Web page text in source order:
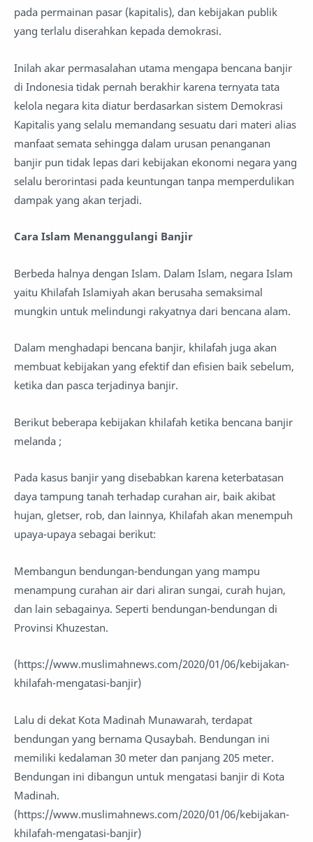
pada permainan pasar (kapitalis), dan kebijakan publik
yang terlalu diserahkan kepada demokrasi.
Inilah akar permasalahan utama mengapa bencana banjir
di Indonesia tidak pernah berakhir karena ternyata tata
kelola negara kita diatur berdasarkan sistem Demokrasi
Kapitalis yang selalu memandang sesuatu dari materi alias
manfaat semata sehingga dalam urusan penanganan
banjir pun tidak lepas dari kebijakan ekonomi negara yang
selalu berorintasi pada keuntungan tanpa memperdulikan
dampak yang akan terjadi.
Cara Islam Menanggulangi Banjir
Berbeda halnya dengan Islam. Dalam Islam, negara Islam
yaitu Khilafah Islamiyah akan berusaha semaksimal
mungkin untuk melindungi rakyatnya dari bencana alam.
Dalam menghadapi bencana banjir, khilafah juga akan
membuat kebijakan yang efektif dan efisien baik sebelum,
ketika dan pasca terjadinya banjir.
Berikut beberapa kebijakan khilafah ketika bencana banjir
melanda ;
Pada kasus banjir yang disebabkan karena keterbatasan
daya tampung tanah terhadap curahan air, baik akibat
hujan, gletser, rob, dan lainnya, Khilafah akan menempuh
upaya-upaya sebagai berikut:
Membangun bendungan-bendungan yang mampu
menampung curahan air dari aliran sungai, curah hujan,
dan lain sebagainya. Seperti bendungan-bendungan di
Provinsi Khuzestan.
(https://www.muslimahnews.com/2020/01/06/kebijakan-
khilafah-mengatasi-banjir)
Lalu di dekat Kota Madinah Munawarah, terdapat
bendungan yang bernama Qusaybah. Bendungan ini
memiliki kedalaman 30 meter dan panjang 205 meter.
Bendungan ini dibangun untuk mengatasi banjir di Kota
Madinah.
(https://www.muslimahnews.com/2020/01/06/kebijakan-
khilafah-mengatasi-banjir)